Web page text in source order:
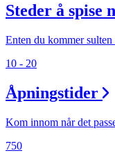
Steder å spise
Enten du kommer
10 - 20
Åpningstider
Kom innom når det
750